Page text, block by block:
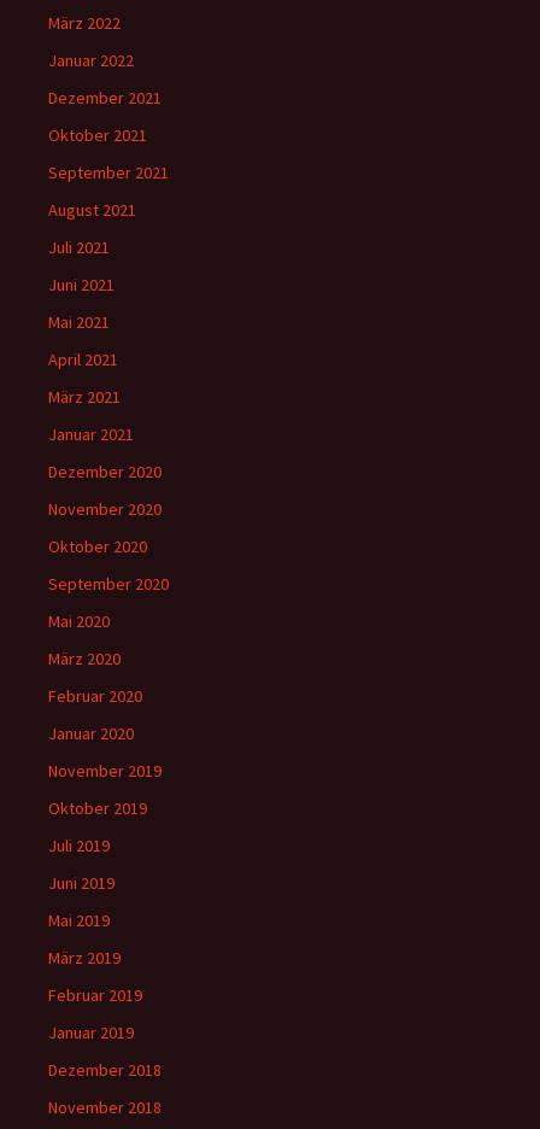
März 2022
Januar 2022
Dezember 2021
Oktober 2021
September 2021
August 2021
Juli 2021
Juni 2021
Mai 2021
April 2021
März 2021
Januar 2021
Dezember 2020
November 2020
Oktober 2020
September 2020
Mai 2020
März 2020
Februar 2020
Januar 2020
November 2019
Oktober 2019
Juli 2019
Juni 2019
Mai 2019
März 2019
Februar 2019
Januar 2019
Dezember 2018
November 2018